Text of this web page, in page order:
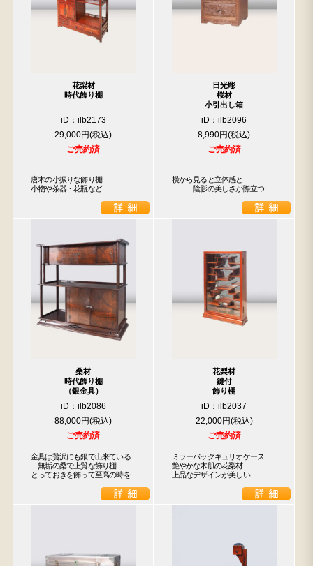
花梨材
時代飾り棚
iD：ilb2173
29,000円
ご売約済
唐木の小振りな飾り棚
小物や茶器・花瓶など
日光彫
桜材
小引出し箱
iD：ilb2096
8,990円
ご売約済
横から見ると立体感と
陰影の美しさが際立つ
桑材
時代飾り棚
（銀金具）
iD：ilb2086
88,000円
ご売約済
金具は贅沢にも銀で出来ている
無垢の桑で上質な飾り棚
とっておきを飾って至高の時を
花梨材
鍵付
飾り棚
iD：ilb2037
22,000円
ご売約済
ミラーバックキュリオケース
艶やかな木肌の花梨材
上品なデザインが美しい